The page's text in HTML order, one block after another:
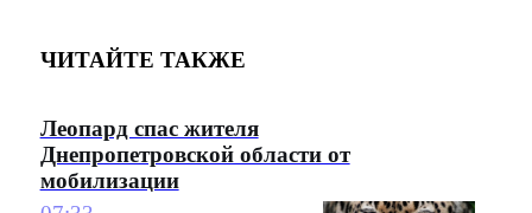
ЧИТАЙТЕ ТАКЖЕ
Леопард спас жителя
Днепропетровской области от
мобилизации